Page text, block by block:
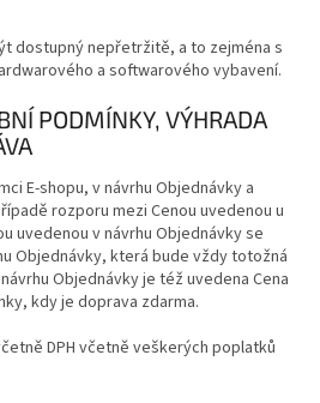
dostupný nepřetržitě, a to zejména s
a softwarového vybavení.
PODMÍNKY, VÝHRADA
E-shopu, v návrhu Objednávky a
rozporu mezi Cenou uvedenou u
uvedenou v návrhu Objednávky se
Objednávky, která bude vždy totožná
Objednávky je též uvedena Cena
kdy je doprava zdarma.
DPH včetně veškerých poplatků